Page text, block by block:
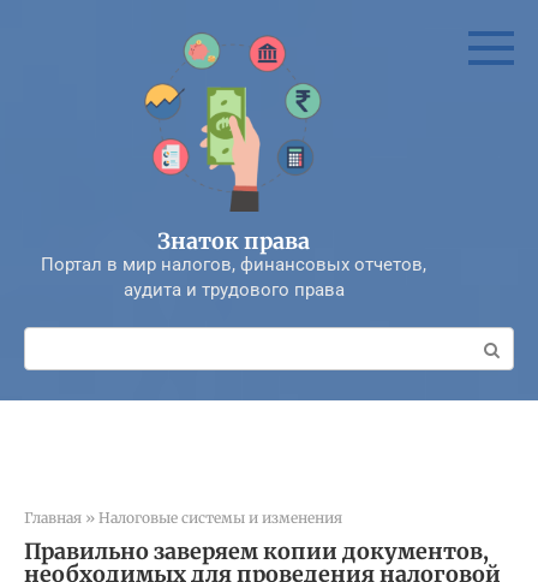
Знаток права
Портал в мир налогов, финансовых отчетов,
аудита и трудового права
Поиск:
Главная » Налоговые системы и изменения
Правильно заверяем копии документов,
необходимых для проведения налоговой